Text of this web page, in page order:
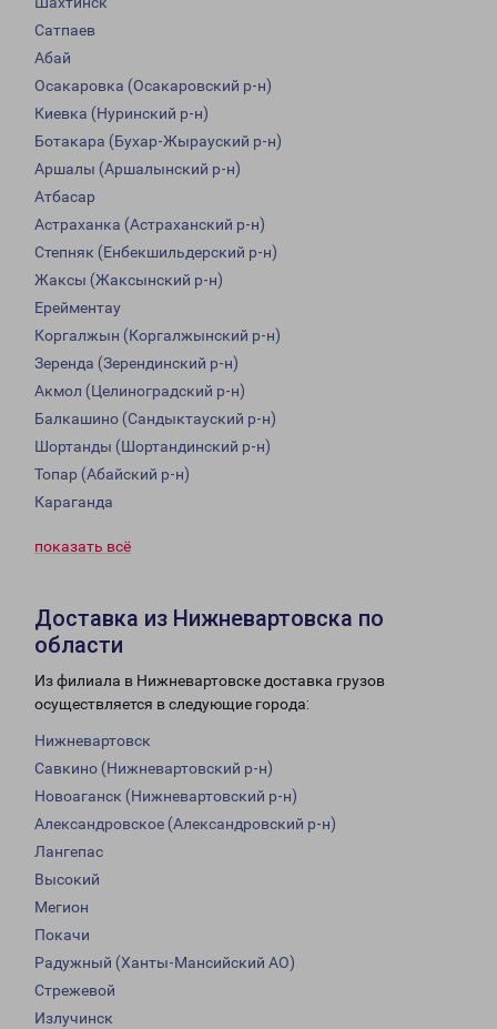
Сатпаев
Абай
Осакаровка (Осакаровский р-н)
Киевка (Нуринский р-н)
Ботакара (Бухар-Жырауский р-н)
Аршалы (Аршалынский р-н)
Атбасар
Астраханка (Астраханский р-н)
Степняк (Енбекшильдерский р-н)
Жаксы (Жаксынский р-н)
Ерейментау
Коргалжын (Коргалжынский р-н)
Зеренда (Зерендинский р-н)
Акмол (Целиноградский р-н)
Балкашино (Сандыктауский р-н)
Шортанды (Шортандинский р-н)
Топар (Абайский р-н)
Караганда
показать всё
Доставка из Нижневартовска по
области
Из филиала в Нижневартовске доставка грузов
осуществляется в следующие города:
Нижневартовск
Савкино (Нижневартовский р-н)
Новоаганск (Нижневартовский р-н)
Александровское (Александровский р-н)
Лангепас
Высокий
Мегион
Покачи
Радужный (Ханты-Мансийский АО)
Стрежевой
Излучинск